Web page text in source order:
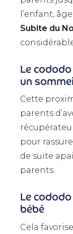
l’enfant,
Subite du
Le
un
Cette
parents
pour
de suite
parents.
Le
bébé
Cela